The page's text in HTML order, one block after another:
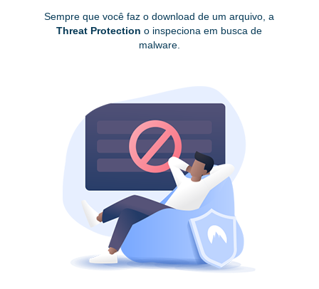
Sempre que você faz o download de um arquivo, a
Threat Protection o inspeciona em busca de
malware.